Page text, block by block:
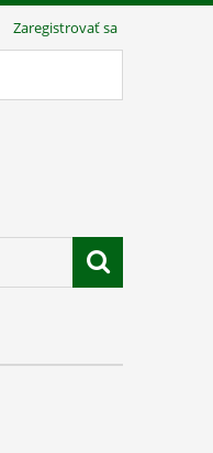
Zaregistrovať sa